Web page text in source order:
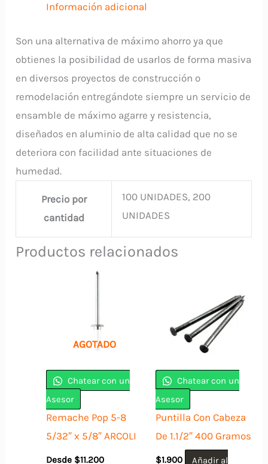
Información adicional
Son una alternativa de máximo ahorro ya que
obtienes la posibilidad de usarlos de forma masiva
en diversos proyectos de construcción o
remodelación entregándote siempre un servicio de
ensamble de máximo agarre y resistencia,
diseñados en aluminio de alta calidad que no se
deteriora con facilidad ante situaciones de
humedad.
Precio por
cantidad
100 UNIDADES, 200
UNIDADES
Productos relacionados
AGOTADO
Chatear con un
Asesor
Remache Pop 5-8
5/32″ x 5/8″ ARCOLI
Desde $11.200
Chatear con un
Asesor
Puntilla Con Cabeza
De 1.1/2″ 400 Gramos
$1.900 Añadir al